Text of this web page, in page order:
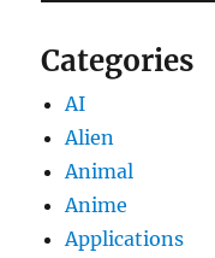
Categories
AI
Alien
Animal
Anime
Applications